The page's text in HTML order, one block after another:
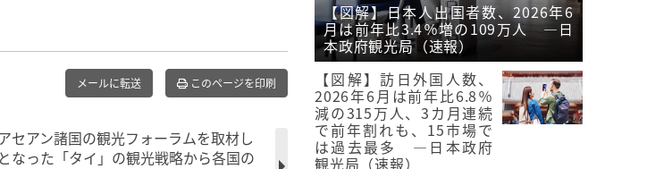
メールに転送 このページを印刷
セアン諸国の観光フォーラムを取材し
った「タイ」の観光戦略から各国の
【図解】日本人出国者数、2026年6
月は前年比3.4％増の109万人 ―日
本政府観光局（速報）
【図解】訪日外国人数、
2026年6月は前年比6.8％
減の315万人、3カ月連続
で前年割れも、15市場で
は過去最多 ―日本政府
観光局（速報）